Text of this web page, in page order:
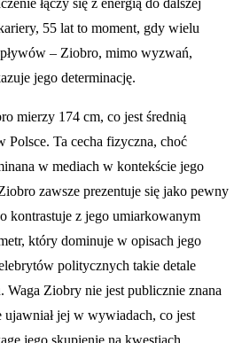
55 lat to moment, gdy wielu
– Ziobro, mimo wyzwań,
jego determinację.
mierzy 174 cm, co jest średnią
Polsce. Ta cecha fizyczna, choć
w mediach w kontekście jego
zawsze prezentuje się jako pewny
kontrastuje z jego umiarkowanym
który dominuje w opisach jego
politycznych takie detale
Ziobry nie jest publicznie znana
jej w wywiadach, co jest
jego skupienie na kwestiach